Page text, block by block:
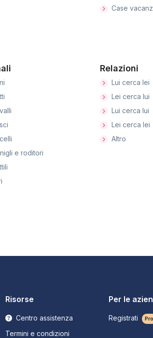
Case
e roditori
Relazioni
Lui cerca lei
Lei cerca lui
Lui cerca lui
Lei cerca lei
Altro
Risorse
Centro assistenza
Termini e condizioni
Per le
Registrati Pro